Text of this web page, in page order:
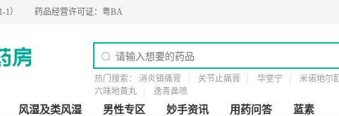
药品经营许可证：粤BA0200274
热门搜索： 消炎镇痛膏 关节止痛膏 华堂宁 米诺地尔酊
六味地黄丸
逸青鼻喷
风湿及类风湿 男性专区 妙手资讯 用药问答 蓝素